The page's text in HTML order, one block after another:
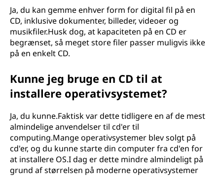
Ja, du kan gemme enhver form for digital fil på en
CD, inklusive dokumenter, billeder, videoer og
musikfiler.Husk dog, at kapaciteten på en CD er
begrænset, så meget store filer passer muligvis ikke
på en enkelt CD.
Kunne jeg bruge en CD til at
installere operativsystemet?
Ja, du kunne.Faktisk var dette tidligere en af de mest
almindelige anvendelser til cd'er til
computing.Mange operativsystemer blev solgt på
cd'er, og du kunne starte din computer fra cd'en for
at installere OS.I dag er dette mindre almindeligt på
grund af størrelsen på moderne operativsystemer